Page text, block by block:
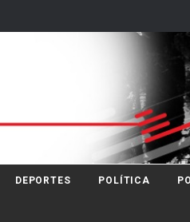
DEPORTES POLÍTICA